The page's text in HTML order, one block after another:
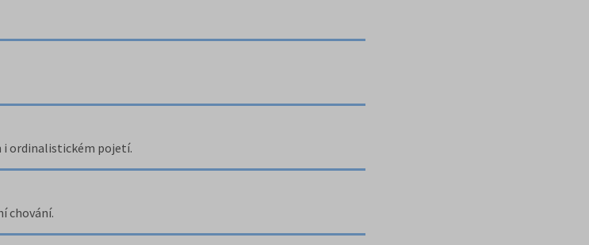
i ordinalistickém pojetí.
chování.